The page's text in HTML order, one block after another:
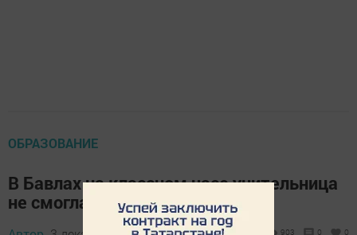
ОБРАЗОВАНИЕ
В Бавлах на классном часе учительница
не смогла сдержать слёз
903 0 0